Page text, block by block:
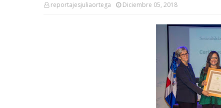
reportajesjuliaortega Diciembre 05, 2018